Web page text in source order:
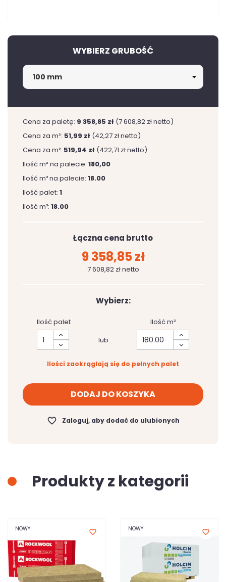
WYBIERZ GRUBOŚĆ
Cena za paletę: 9 358,85 zł (7 608,82 zł netto)
Cena za m²: 51,99 zł (42,27 zł netto)
Cena za m³: 519,94 zł (422,71 zł netto)
Ilość m² na palecie: 180,00
Ilość m³ na palecie: 18.00
Ilość palet: 1
Ilość m³: 18.00
Łączna cena brutto
9 358,85 zł
7 608,82 zł netto
Wybierz:
Ilość palet
lub
Ilość m²
Ilości zaokrąglają się do pełnych palet
DODAJ DO KOSZYKA
favorite_border Zaloguj, aby dodać do ulubionych
Produkty z kategorii
NOWY favorite_border NOWY favorite_border